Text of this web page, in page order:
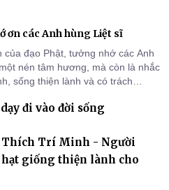
ơn các Anh hùng Liệt sĩ
của đạo Phật, tưởng nhớ các Anh
nén tâm hương, mà còn là nhắc
sống thiện lành và có trách
đi vào đời sống
Thích Trí Minh - Người
giống thiện lành cho